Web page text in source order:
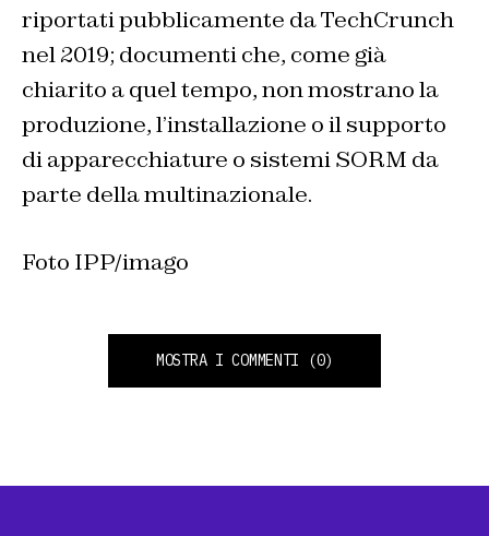
riportati pubblicamente da TechCrunch
nel 2019; documenti che, come già
chiarito a quel tempo, non mostrano la
produzione, l’installazione o il supporto
di apparecchiature o sistemi SORM da
parte della multinazionale.
Foto IPP/imago
MOSTRA I COMMENTI (0)